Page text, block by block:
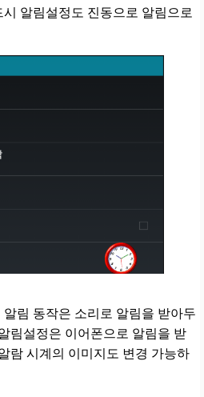
알림설정도 진동으로 알림으로
림 동작은 소리로 알림을 받아두
림설정은 이어폰으로 알림을 받
람 시계의 이미지도 변경 가능하